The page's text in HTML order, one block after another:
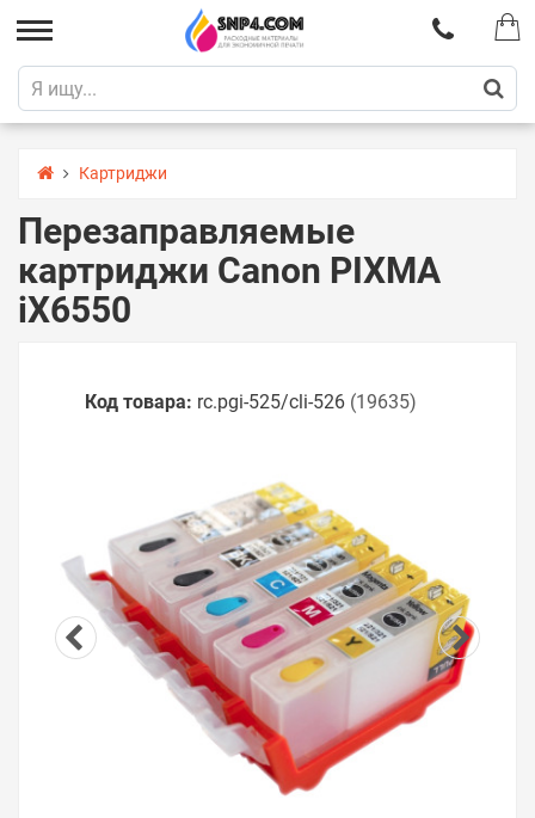
Картриджи
Перезаправляемые
картриджи Canon PIXMA
iX6550
Код товара: rc.pgi-525/cli-526 (19635)